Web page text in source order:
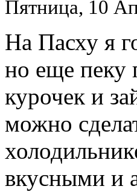
Пятница, 10
На Пасху я
но еще пеку
курочек и
можно
вкусными и